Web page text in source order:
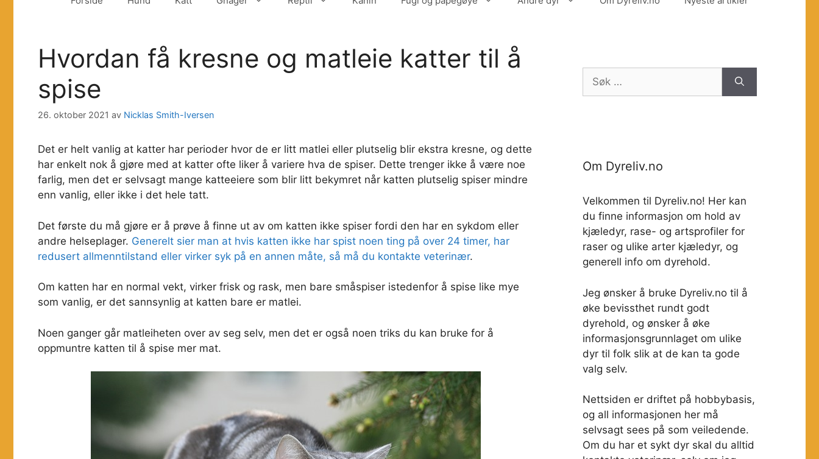
Hvordan få kresne og matleie katter til å
spise
26. oktober 2021 av Nicklas Smith-Iversen
Det er helt vanlig at katter har perioder hvor de er litt matlei eller plutselig blir ekstra kresne, og dette
har enkelt nok å gjøre med at katter ofte liker å variere hva de spiser. Dette trenger ikke å være noe
farlig, men det er selvsagt mange katteeiere som blir litt bekymret når katten plutselig spiser mindre
enn vanlig, eller ikke i det hele tatt.
Det første du må gjøre er å prøve å finne ut av om katten ikke spiser fordi den har en sykdom eller
andre helseplager. Generelt sier man at hvis katten ikke har spist noen ting på over 24 timer, har
redusert allmenntilstand eller virker syk på en annen måte, så må du kontakte veterinær.
Om katten har en normal vekt, virker frisk og rask, men bare småspiser istedenfor å spise like mye
som vanlig, er det sannsynlig at katten bare er matlei.
Noen ganger går matleiheten over av seg selv, men det er også noen triks du kan bruke for å
oppmuntre katten til å spise mer mat.
Søk
etter:
Om Dyreliv.no
Velkommen til Dyreliv.no! Her kan
du finne informasjon om hold av
kjæledyr, rase- og artsprofiler for
raser og ulike arter kjæledyr, og
generell info om dyrehold.
Jeg ønsker å bruke Dyreliv.no til å
øke bevissthet rundt godt
dyrehold, og ønsker å øke
informasjonsgrunnlaget om ulike
dyr til folk slik at de kan ta gode
valg selv.
Nettsiden er driftet på hobbybasis,
og all informasjonen her må
selvsagt sees på som veiledende.
Om du har et sykt dyr skal du alltid